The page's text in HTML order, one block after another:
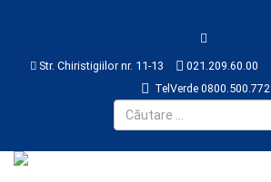
Str. Chiristigiilor nr. 11-13 021.209.60.00
TelVerde 0800.500.772